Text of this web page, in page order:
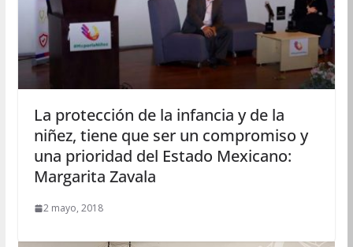
La protección de la infancia y de la
niñez, tiene que ser un compromiso y
una prioridad del Estado Mexicano:
Margarita Zavala
2 mayo, 2018